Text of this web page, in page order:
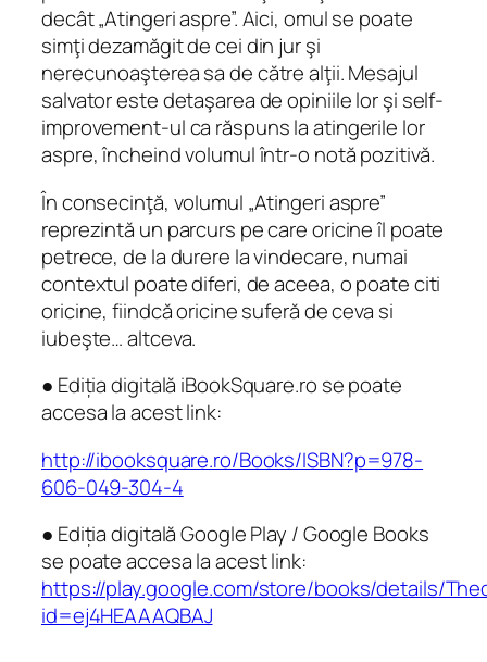
decât „Atingeri aspre”. Aici, omul se poate
simţi dezamăgit de cei din jur şi
nerecunoaşterea sa de către alţii. Mesajul
salvator este detaşarea de opiniile lor şi self-
improvement-ul ca răspuns la atingerile lor
aspre, încheind volumul într-o notă pozitivă.
În consecinţă, volumul „Atingeri aspre”
reprezintă un parcurs pe care oricine îl poate
petrece, de la durere la vindecare, numai
contextul poate diferi, de aceea, o poate citi
oricine, fiindcă oricine suferă de ceva si
iubeşte… altceva.
● Ediția digitală iBookSquare.ro se poate
accesa la acest link:
http://ibooksquare.ro/Books/ISBN?p=978-
606-049-304-4
● Ediția digitală Google Play / Google Books
se poate accesa la acest link:
https://play.google.com/store/books/details/
id=ej4HEAAAQBAJ